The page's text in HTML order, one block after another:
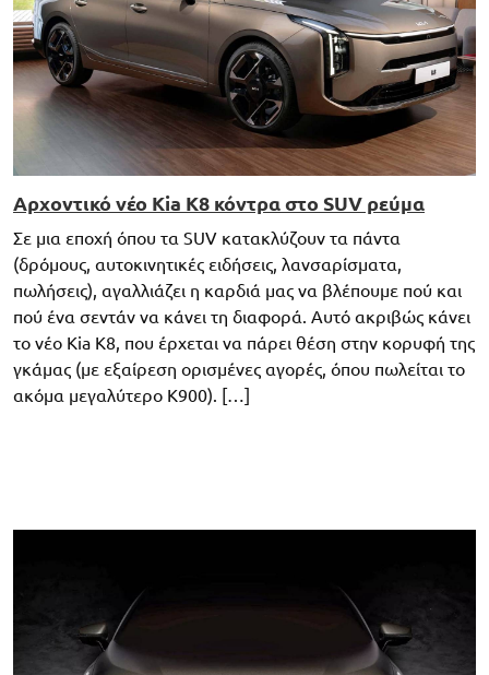
Αρχοντικό νέο Kia K8 κόντρα στο SUV ρεύμα
Σε μια εποχή όπου τα SUV κατακλύζουν τα πάντα
(δρόμους, αυτοκινητικές ειδήσεις, λανσαρίσματα,
πωλήσεις), αγαλλιάζει η καρδιά μας να βλέπουμε πού και
πού ένα σεντάν να κάνει τη διαφορά. Αυτό ακριβώς κάνει
το νέο Kia K8, που έρχεται να πάρει θέση στην κορυφή της
γκάμας (με εξαίρεση ορισμένες αγορές, όπου πωλείται το
ακόμα μεγαλύτερο K900). […]